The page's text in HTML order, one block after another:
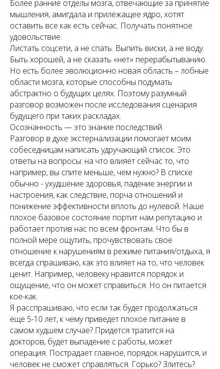
Более ранние отделы мозга, отвечающие за принятие
мышления, амигдала и прилежащее ядро, хотят
оставить все как есть сейчас. Получать понятное
удовольствие.
Листать соцсети, а не спать. Выпить виски, а не воду.
Быть хорошей, а не сказать «нет» перерабытыванию.
Но есть более эволюционно новая область – лобные
области мозга, которые способны подумать
абстрактно о будущих целях. Поэтому разумный
разговор возможен после исследования сценария
будущего при таких раскладах.
Осознанность — это знание последствий.
Разговор в духе экстернализации помогает моим
собеседницам написать удручающий список. Это
ответы на вопросы: на что влияет сейчас то, что
например, вы спите меньше, чем нужно? В списке
обычно - ухудшение здоровья, падение энергии и
настроения, как следствие, порча отношений и
понижение эффективности вплоть до нулевой. Наше
плохое базовое состояние портит нам репутацию и
работает против нас по всем фронтам. Что бы в
полной мере ощутить, прочувствовать свое
отношение к нарушениям в режиме питания/отдыха, я
всегда спрашиваю, как это влияет на то, что человек
ценит. Например, человеку нравится порядок и
ощущение, что он может справиться. Но он питается
кое-как.
Я расспрашиваю, что если так будет продолжаться
еще 5-10 лет, к чему приведет плохое питание в
самом худшем случае? Придется тратится на
докторов, будет выпадение с работы, может
операция. Пострадает главное, порядок нарушится, и
человек не сможет справляться. Горько? Злитесь?